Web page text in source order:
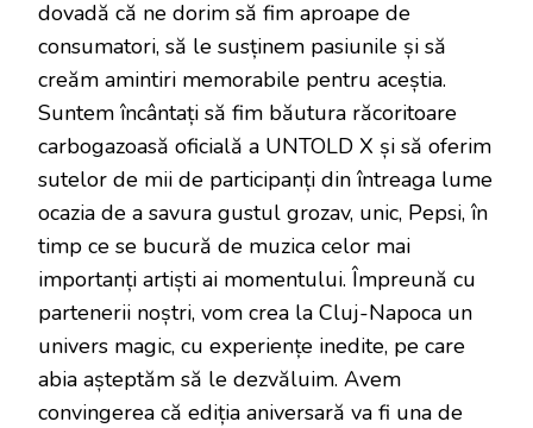
dovadă că ne dorim să fim aproape de
consumatori, să le susținem pasiunile și să
creăm amintiri memorabile pentru aceștia.
Suntem încântați să fim băutura răcoritoare
carbogazoasă oficială a UNTOLD X și să oferim
sutelor de mii de participanți din întreaga lume
ocazia de a savura gustul grozav, unic, Pepsi, în
timp ce se bucură de muzica celor mai
importanți artiști ai momentului. Împreună cu
partenerii noștri, vom crea la Cluj-Napoca un
univers magic, cu experiențe inedite, pe care
abia așteptăm să le dezvăluim. Avem
convingerea că ediția aniversară va fi una de